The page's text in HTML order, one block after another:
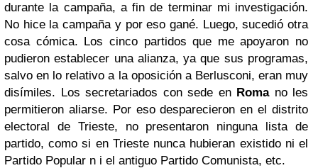
durante la campaña, a fin de terminar mi investigación.
No hice la campaña y por eso gané. Luego, sucedió otra
cosa cómica. Los cinco partidos que me apoyaron no
pudieron establecer una alianza, ya que sus programas,
salvo en lo relativo a la oposición a Berlusconi, eran muy
disímiles. Los secretariados con sede en Romano les
permitieron aliarse. Por eso desparecieron en el distrito
electoral de Trieste, no presentaron ninguna lista de
partido, como si en Trieste nunca hubieran existido ni el
Partido Popular n i el antiguo Partido Comunista, etc.